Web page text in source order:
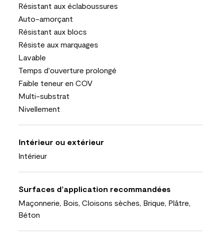
Résistant aux éclaboussures
Auto-amorçant
Résistant aux blocs
Résiste aux marquages
Lavable
Temps d'ouverture prolongé
Faible teneur en COV
Multi-substrat
Nivellement
Intérieur ou extérieur
Intérieur
Surfaces d’application recommandées
Maçonnerie, Bois, Cloisons sèches, Brique, Plâtre,
Béton